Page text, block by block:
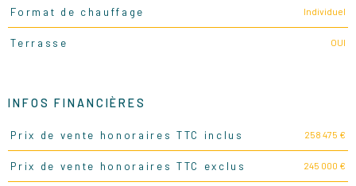
Format de chauffage Individuel
Terrasse OUI
INFOS FINANCIÈRES
Caractéristiques Valeurs
Prix de vente honoraires TTC inclus 258 475 €
Prix de vente honoraires TTC exclus 245 000 €